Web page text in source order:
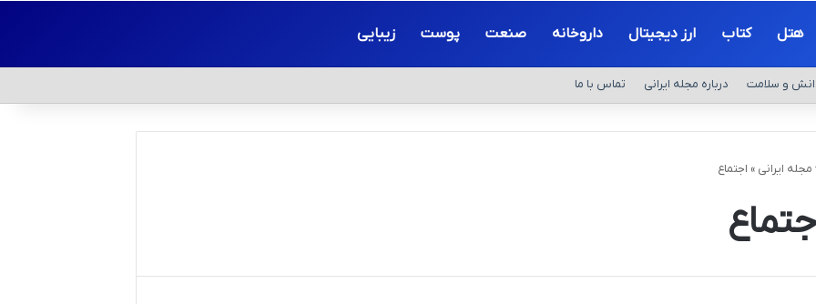
هتل کتاب ارز دیجیتال داروخانه صنعت پوست زیبایی
و سلامت درباره مجله ایرانی تماس با ما
مجله ایرانی » اجتماع